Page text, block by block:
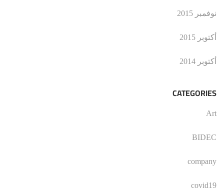
نوفمبر 2015
أكتوبر 2015
أكتوبر 2014
CATEGORIES
Art
BIDEC
company
covid19